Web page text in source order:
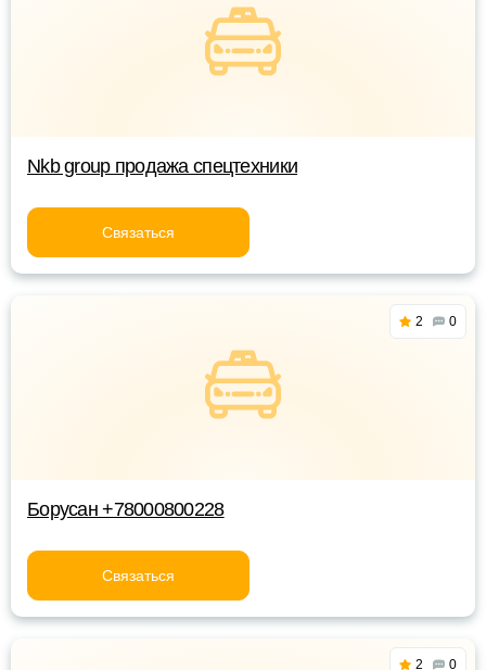
Nkb group продажа спецтехники
Связаться
2 0
Борусан +78000800228
Связаться
2 0